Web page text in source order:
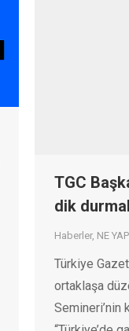
TGC
dik
Haberler, NE
Türkiye
ortaklaşa
Semineri’nin